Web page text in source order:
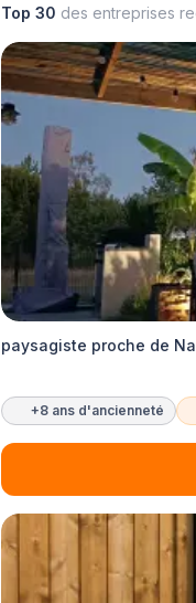
Top 30 des entreprises
paysagiste proche de
+8 ans d'ancienneté